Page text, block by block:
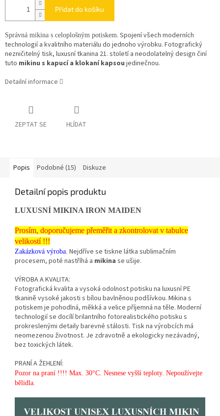
Přidat do košíku
Správná mikina s celoplošným potiskem. Spojení všech moderních
technologií a kvalitního materiálu do jednoho výrobku. Fotografický
nezničitelný tisk, luxusní tkanina 21. století a neodolatelný design činí
tuto mikinu s kapucí a klokaní kapsou jedinečnou.
Detailní informace
ZEPTAT SE HLÍDAT
Popis Podobné (15) Diskuze
Detailní popis produktu
LUXUSNÍ MIKINA IRON MAIDEN
Prosím, doporučujeme přeměřit a zkontrolovat v tabulce
velikostí !!!
Zakázková výroba. Nejdříve se tiskne látka sublimačním
procesem, poté nastříhá a mikina se ušije.
VÝROBA A KVALITA:
Fotografická kvalita a vysoká odolnost potisku na luxusní PE
tkanině vysoké jakosti s bílou bavlněnou podšívkou. Mikina s
potiskem je pohodlná, měkká a velice příjemná na těle. Moderní
technologií se docílí brilantního fotorealistického potisku s
prokreslenými detaily barevné stálosti. Tisk na výrobcích má
neomezenou životnost. Je zdravotně a ekologicky nezávadný,
bez toxických látek.
PRANÍ A ŽEHLENÍ:
Pozor na praní !!!! Max. 30°C. Nesnese vyšší teploty. Nepoužívejte
bělidla.